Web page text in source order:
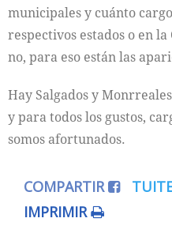
municipales y cuánto
respectivos estados o en
no, para eso están las
Hay Salgados y
y para todos los gustos,
somos afortunados.
COMPARTIR
IMPRIMIR